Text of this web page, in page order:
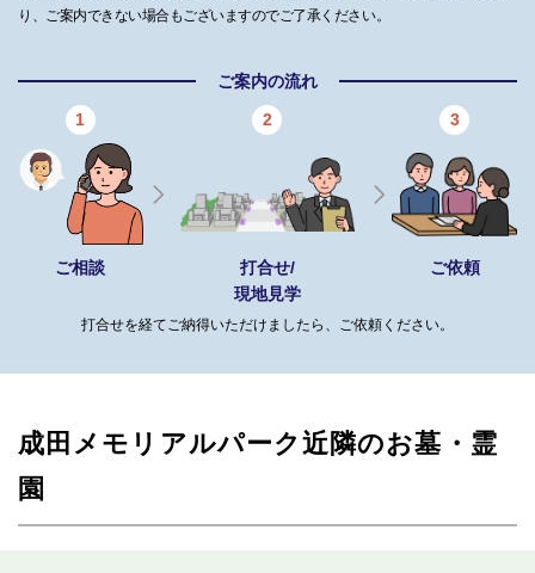
り、ご案内できない場合もございますのでご了承ください。
ご案内の流れ
1
ご相談
2
打合せ/
現地見学
3
ご依頼
打合せを経てご納得いただけましたら、ご依頼ください。
成田メモリアルパーク近隣のお墓・霊
園